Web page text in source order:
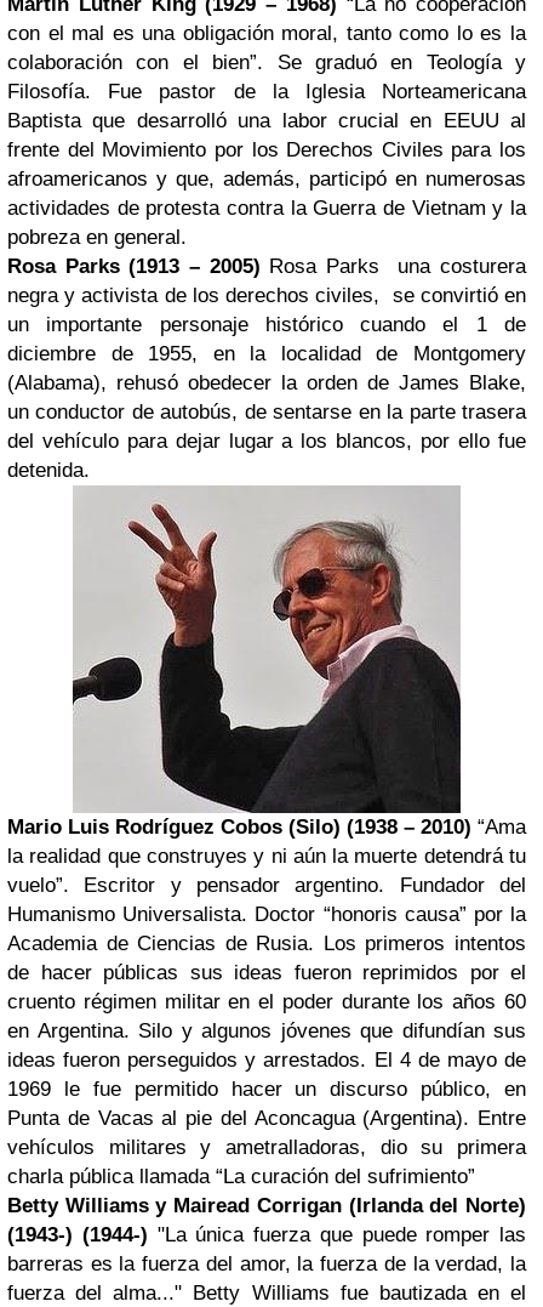
Martin Luther King (1929 – 1968) “La no cooperación
con el mal es una obligación moral, tanto como lo es la
colaboración con el bien”. Se graduó en Teología y
Filosofía. Fue pastor de la Iglesia Norteamericana
Baptista que desarrolló una labor crucial en EEUU al
frente del Movimiento por los Derechos Civiles para los
afroamericanos y que, además, participó en numerosas
actividades de protesta contra la Guerra de Vietnam y la
pobreza en general.
Rosa Parks (1913 – 2005) Rosa Parks una costurera
negra y activista de los derechos civiles, se convirtió en
un importante personaje histórico cuando el 1 de
diciembre de 1955, en la localidad de Montgomery
(Alabama), rehusó obedecer la orden de James Blake,
un conductor de autobús, de sentarse en la parte trasera
del vehículo para dejar lugar a los blancos, por ello fue
detenida.
Mario Luis Rodríguez Cobos (Silo) (1938 – 2010) “Ama
la realidad que construyes y ni aún la muerte detendrá tu
vuelo”. Escritor y pensador argentino. Fundador del
Humanismo Universalista. Doctor “honoris causa” por la
Academia de Ciencias de Rusia. Los primeros intentos
de hacer públicas sus ideas fueron reprimidos por el
cruento régimen militar en el poder durante los años 60
en Argentina. Silo y algunos jóvenes que difundían sus
ideas fueron perseguidos y arrestados. El 4 de mayo de
1969 le fue permitido hacer un discurso público, en
Punta de Vacas al pie del Aconcagua (Argentina). Entre
vehículos militares y ametralladoras, dio su primera
charla pública llamada “La curación del sufrimiento”
Betty Williams y Mairead Corrigan (Irlanda del Norte)
(1943-) (1944-) "La única fuerza que puede romper las
barreras es la fuerza del amor, la fuerza de la verdad, la
fuerza del alma..." Betty Williams fue bautizada en el